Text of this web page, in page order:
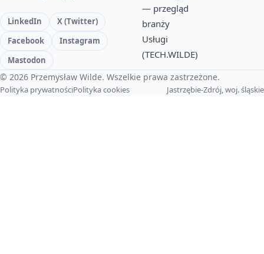
LinkedIn
X (Twitter)
Facebook
Instagram
Mastodon
— przegląd
branży
Usługi
(TECH.WILDE)
© 2026 Przemysław Wilde. Wszelkie prawa zastrzeżone.
Polityka prywatnościPolityka cookies Jastrzębie-Zdrój, woj. śląskie